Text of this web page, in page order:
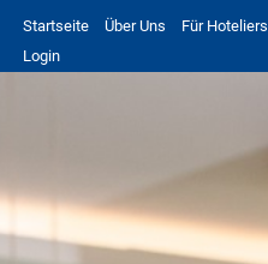
Startseite Über Uns Für Hoteliers
Login